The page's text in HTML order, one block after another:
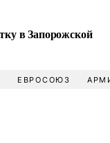
в Запорожской
ЕВРОСОЮЗ